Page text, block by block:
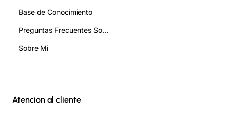
Base de Conocimiento
Preguntas Frecuentes Sobre Orgonita FAQ
Sobre Mi
Atencion al cliente